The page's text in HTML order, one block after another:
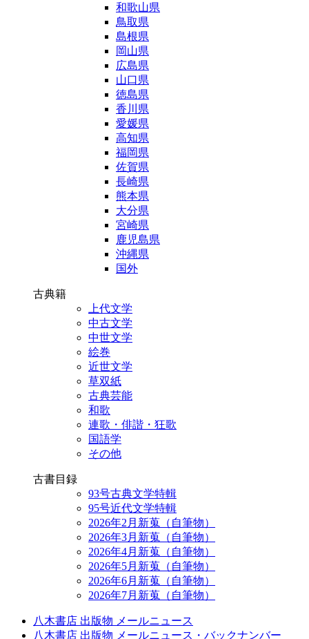
和歌山県
鳥取県
島根県
岡山県
広島県
山口県
徳島県
香川県
愛媛県
高知県
福岡県
佐賀県
長崎県
熊本県
大分県
宮崎県
鹿児島県
沖縄県
国外
古典籍
上代文学
中古文学
中世文学
絵巻
近世文学
草双紙
古典芸能
和歌
連歌・俳諧・狂歌
国語学
その他
古書目録
93号古典文学特輯
95号近代文学特輯
2026年2月新蒐（自筆物）
2026年3月新蒐（自筆物）
2026年4月新蒐（自筆物）
2026年5月新蒐（自筆物）
2026年6月新蒐（自筆物）
2026年7月新蒐（自筆物）
八木書店 出版物 メールニュース
八木書店 出版物 メールニュース・バックナンバー